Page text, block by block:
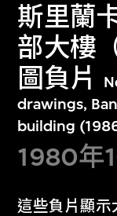
斯里蘭
部大樓
圖負片
drawings,
building
1980年
這些負片顯示